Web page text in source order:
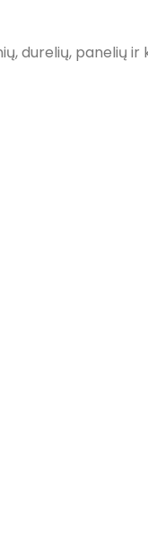
durelių, panelių ir